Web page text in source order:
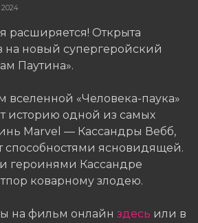
расширяется! Открыта
на новый супергеройский
Паутина».
вселенной «Человека-паука»
историю одной из самых
Marvel — Кассандры Вебб,
способностями ясновидящей.
героинями Кассандре
коварному злодею.
на фильм онлайн здесь или в